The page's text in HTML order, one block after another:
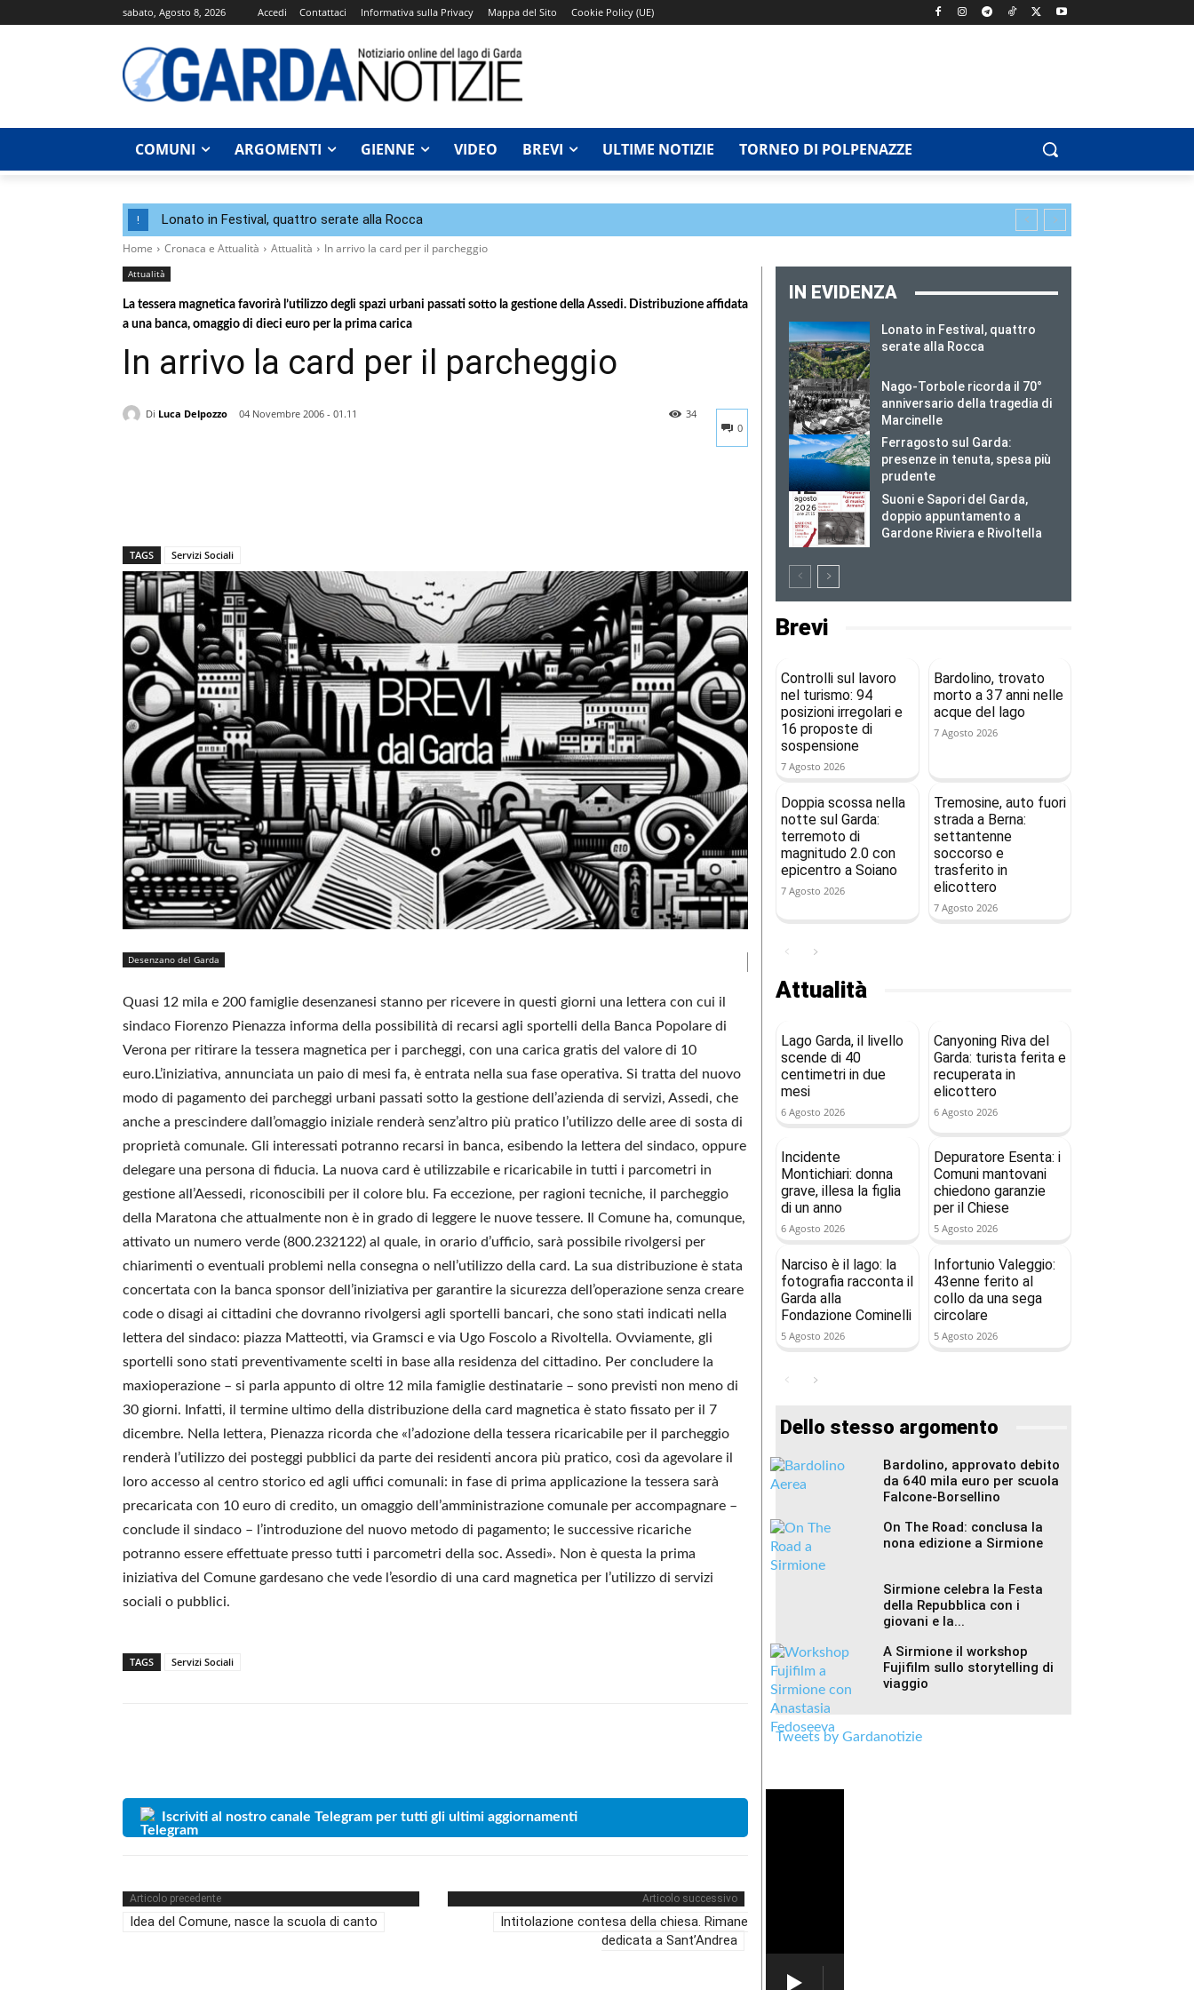
sabato, Agosto 8, 2026 Accedi Contattaci Informativa sulla Privacy Mappa del Sito Cookie Policy (UE)
COMUNI ARGOMENTI GIENNE VIDEO BREVI ULTIME NOTIZIE TORNEO DI POLPENAZZE
! Lonato in Festival, quattro serate alla Rocca
Home Cronaca e Attualità Attualità In arrivo la card per il parcheggio
Attualità
La tessera magnetica favorirà l’utilizzo degli spazi urbani passati sotto la gestione della Assedi. Distribuzione affidata
a una banca, omaggio di dieci euro per la prima carica
In arrivo la card per il parcheggio
Di Luca Delpozzo
04 Novembre 2006 - 01.11
0
34
TAGS Servizi Sociali
Desenzano del Garda
Quasi 12 mila e 200 famiglie desenzanesi stanno per ricevere in questi giorni una lettera con cui il
sindaco Fiorenzo Pienazza informa della possibilità di recarsi agli sportelli della Banca Popolare di
Verona per ritirare la tessera magnetica per i parcheggi, con una carica gratis del valore di 10
euro.L’iniziativa, annunciata un paio di mesi fa, è entrata nella sua fase operativa. Si tratta del nuovo
modo di pagamento dei parcheggi urbani passati sotto la gestione dell’azienda di servizi, Assedi, che
anche a prescindere dall’omaggio iniziale renderà senz’altro più pratico l’utilizzo delle aree di sosta di
proprietà comunale. Gli interessati potranno recarsi in banca, esibendo la lettera del sindaco, oppure
delegare una persona di fiducia. La nuova card è utilizzabile e ricaricabile in tutti i parcometri in
gestione all’Aessedi, riconoscibili per il colore blu. Fa eccezione, per ragioni tecniche, il parcheggio
della Maratona che attualmente non è in grado di leggere le nuove tessere. Il Comune ha, comunque,
attivato un numero verde (800.232122) al quale, in orario d’ufficio, sarà possibile rivolgersi per
chiarimenti o eventuali problemi nella consegna o nell’utilizzo della card. La sua distribuzione è stata
concertata con la banca sponsor dell’iniziativa per garantire la sicurezza dell’operazione senza creare
code o disagi ai cittadini che dovranno rivolgersi agli sportelli bancari, che sono stati indicati nella
lettera del sindaco: piazza Matteotti, via Gramsci e via Ugo Foscolo a Rivoltella. Ovviamente, gli
sportelli sono stati preventivamente scelti in base alla residenza del cittadino. Per concludere la
maxioperazione – si parla appunto di oltre 12 mila famiglie destinatarie – sono previsti non meno di
30 giorni. Infatti, il termine ultimo della distribuzione della card magnetica è stato fissato per il 7
dicembre. Nella lettera, Pienazza ricorda che «l’adozione della tessera ricaricabile per il parcheggio
renderà l’utilizzo dei posteggi pubblici da parte dei residenti ancora più pratico, così da agevolare il
loro accesso al centro storico ed agli uffici comunali: in fase di prima applicazione la tessera sarà
precaricata con 10 euro di credito, un omaggio dell’amministrazione comunale per accompagnare –
conclude il sindaco – l’introduzione del nuovo metodo di pagamento; le successive ricariche
potranno essere effettuate presso tutti i parcometri della soc. Assedi». Non è questa la prima
iniziativa del Comune gardesano che vede l’esordio di una card magnetica per l’utilizzo di servizi
sociali o pubblici.
TAGS Servizi Sociali
Iscriviti al nostro canale Telegram per tutti gli ultimi aggiornamenti
Articolo precedente
Idea del Comune, nasce la scuola di canto
Articolo successivo
Intitolazione contesa della chiesa. Rimane
dedicata a Sant’Andrea
IN EVIDENZA
Lonato in Festival, quattro
serate alla Rocca
Nago-Torbole ricorda il 70°
anniversario della tragedia di
Marcinelle
Ferragosto sul Garda:
presenze in tenuta, spesa più
prudente
Suoni e Sapori del Garda,
doppio appuntamento a
Gardone Riviera e Rivoltella
Brevi
Controlli sul lavoro
nel turismo: 94
posizioni irregolari e
16 proposte di
sospensione
7 Agosto 2026
Bardolino, trovato
morto a 37 anni nelle
acque del lago
7 Agosto 2026
Doppia scossa nella
notte sul Garda:
terremoto di
magnitudo 2.0 con
epicentro a Soiano
7 Agosto 2026
Tremosine, auto fuori
strada a Berna:
settantenne
soccorso e
trasferito in
elicottero
7 Agosto 2026
Attualità
Lago Garda, il livello
scende di 40
centimetri in due
mesi
6 Agosto 2026
Canyoning Riva del
Garda: turista ferita e
recuperata in
elicottero
6 Agosto 2026
Incidente
Montichiari: donna
grave, illesa la figlia
di un anno
6 Agosto 2026
Depuratore Esenta: i
Comuni mantovani
chiedono garanzie
per il Chiese
5 Agosto 2026
Narciso è il lago: la
fotografia racconta il
Garda alla
Fondazione Cominelli
5 Agosto 2026
Infortunio Valeggio:
43enne ferito al
collo da una sega
circolare
5 Agosto 2026
Dello stesso argomento
Bardolino, approvato debito
da 640 mila euro per scuola
Falcone-Borsellino
On The Road: conclusa la
nona edizione a Sirmione
Sirmione celebra la Festa
della Repubblica con i
giovani e la...
A Sirmione il workshop
Fujifilm sullo storytelling di
viaggio
Tweets by Gardanotizie